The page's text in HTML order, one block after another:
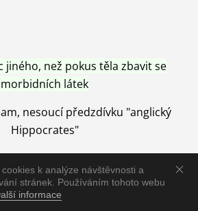
k analýze návštěvnosti a
stránek. Používáním tohoto webu
informace
jiného, než pokus těla zbavit se
morbidních látek
nesoucí předzdívku "anglický
Hippocrates"
jen pomocí Přírody, neutralizací a